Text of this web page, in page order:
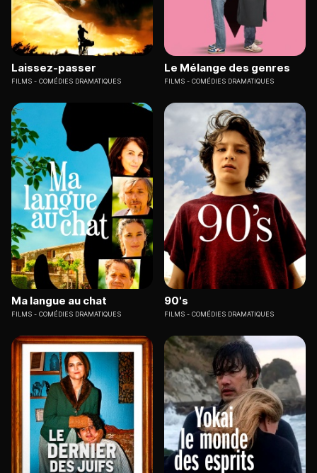
Laissez-passer
FILMS COMÉDIES DRAMATIQUES
Le Mélange des genres
FILMS COMÉDIES DRAMATIQUES
Ma langue au chat
FILMS COMÉDIES DRAMATIQUES
90's
FILMS COMÉDIES DRAMATIQUES